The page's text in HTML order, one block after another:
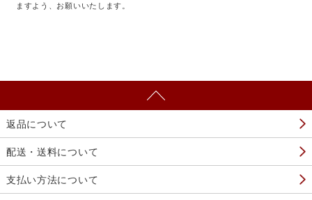
ますよう、お願いいたします。
返品について
配送・送料について
支払い方法について